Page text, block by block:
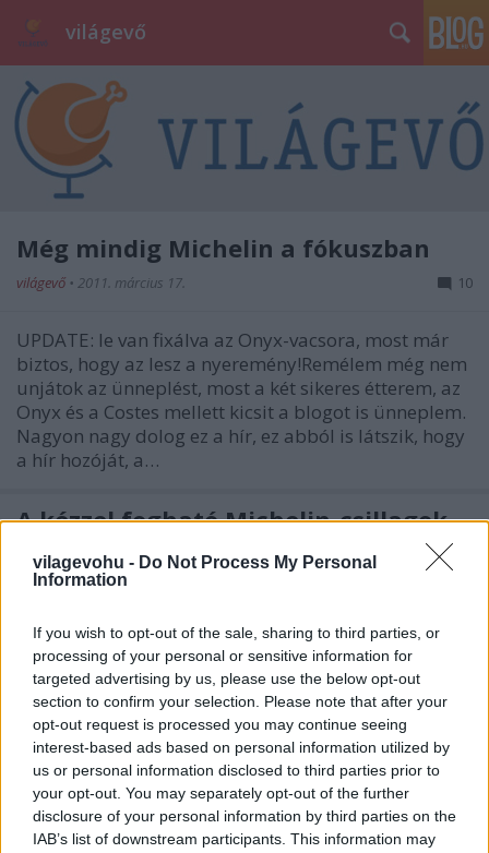
vilagevohu - Do Not Process My Personal
Information
If you wish to opt-out of the sale, sharing to third parties, or
processing of your personal or sensitive information for
targeted advertising by us, please use the below opt-out
section to confirm your selection. Please note that after your
opt-out request is processed you may continue seeing
interest-based ads based on personal information utilized by
us or personal information disclosed to third parties prior to
your opt-out. You may separately opt-out of the further
disclosure of your personal information by third parties on the
IAB’s list of downstream participants. This information may
világevő
Még mindig Michelin a fókuszban
világevő • 2011. március 17. 10
UPDATE: le van fixálva az Onyx-vacsora, most már
biztos, hogy az lesz a nyeremény!Remélem még nem
unjátok az ünneplést, most a két sikeres étterem, az
Onyx és a Costes mellett kicsit a blogot is ünneplem.
Nagyon nagy dolog ez a hír, ez abból is látszik, hogy
a hír hozóját, a…
A kézzel fogható Michelin-csillagok
világevő•2011. március 16.
jutalmazza a jó hír hozóját, amit persze nem tartok
meg magamnak, szóval hamarosan egy
nyereményjáték következik, ahol a nyeremény egy
Michelin-csillagos vacsora lesz két főre! Facebookhoz
érdemes csatlakozni addig is! Sikerült…
Egy éve történt: Megvan az első
magyar Michelin-csillag!